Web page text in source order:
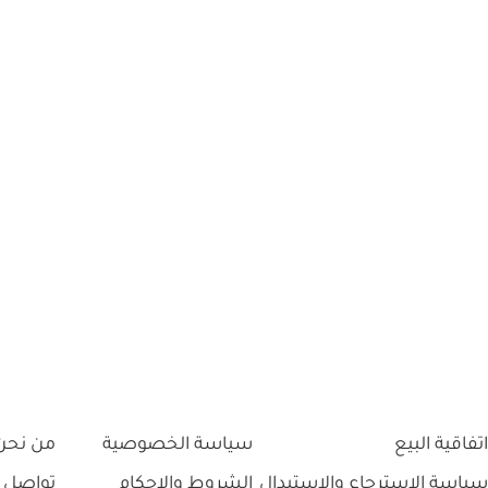
اتفاقية البيع
سياسة الخصوصية
من